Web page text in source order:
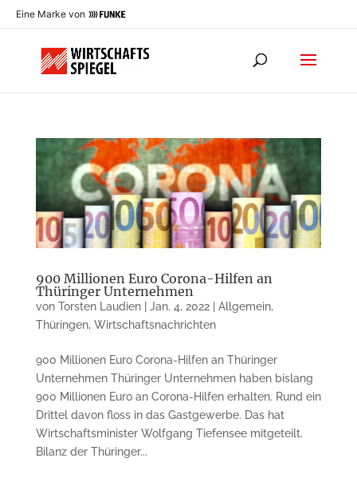
Eine Marke von
900 Millionen Euro Corona-Hilfen an
Thüringer Unternehmen
von Torsten Laudien| Jan. 4, 2022| Allgemein,
Thüringen, Wirtschaftsnachrichten
900 Millionen Euro Corona-Hilfen an Thüringer
Unternehmen Thüringer Unternehmen haben bislang
900 Millionen Euro an Corona-Hilfen erhalten. Rund ein
Drittel davon floss in das Gastgewerbe. Das hat
Wirtschaftsminister Wolfgang Tiefensee mitgeteilt.
Bilanz der Thüringer...